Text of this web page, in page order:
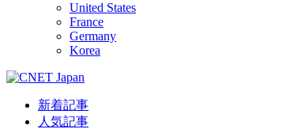
United States
France
Germany
Korea
新着記事
人気記事